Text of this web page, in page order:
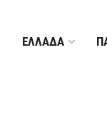
ΕΛΛΑΔΑ